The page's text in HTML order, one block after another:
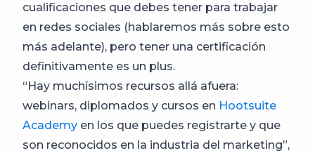
cualificaciones que debes tener para trabajar
en redes sociales (hablaremos más sobre esto
más adelante), pero tener una certificación
definitivamente es un plus.
“Hay muchísimos recursos allá afuera:
webinars, diplomados y cursos en Hootsuite
Academy en los que puedes registrarte y que
son reconocidos en la industria del marketing”,